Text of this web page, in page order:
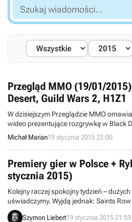
Szukaj
wiadomości...
Przegląd MMO (19/01/
Desert, Guild Wars 2, H1Z1
W dzisiejszym Przeglądzie MMO
wideo prezentujące rozgrywkę w Black
doniesienia w sprawie Guild Wars 2
debiutowi wczesnej wersji H1Z1.
Michał Marian19 stycznia 2015 23:00
Premiery gier w Polsce +
stycznia 2015)
Kolejny raczej spokojny tydzień –
uświadczymy. Wyjdą jednak: Saints
Blackguards 2, czy Grey Goo.
Szymon Liebert19 stycznia 2015 21:59